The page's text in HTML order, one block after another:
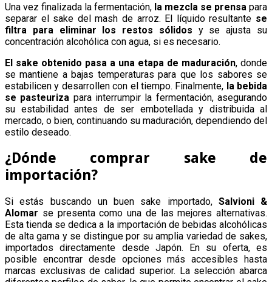
Una vez finalizada la fermentación, la mezcla se prensa para
separar el sake del mash de arroz. El líquido resultante se
filtra para eliminar los restos sólidos y se ajusta su
concentración alcohólica con agua, si es necesario.
El sake obtenido pasa a una etapa de maduración, donde
se mantiene a bajas temperaturas para que los sabores se
estabilicen y desarrollen con el tiempo. Finalmente, la bebida
se pasteuriza para interrumpir la fermentación, asegurando
su estabilidad antes de ser embotellada y distribuida al
mercado, o bien, continuando su maduración, dependiendo del
estilo deseado.
¿Dónde comprar sake de
importación?
Si estás buscando un buen sake importado, Salvioni &
Alomar se presenta como una de las mejores alternativas.
Esta tienda se dedica a la importación de bebidas alcohólicas
de alta gama y se distingue por su amplia variedad de sakes,
importados directamente desde Japón. En su oferta, es
posible encontrar desde opciones más accesibles hasta
marcas exclusivas de calidad superior. La selección abarca